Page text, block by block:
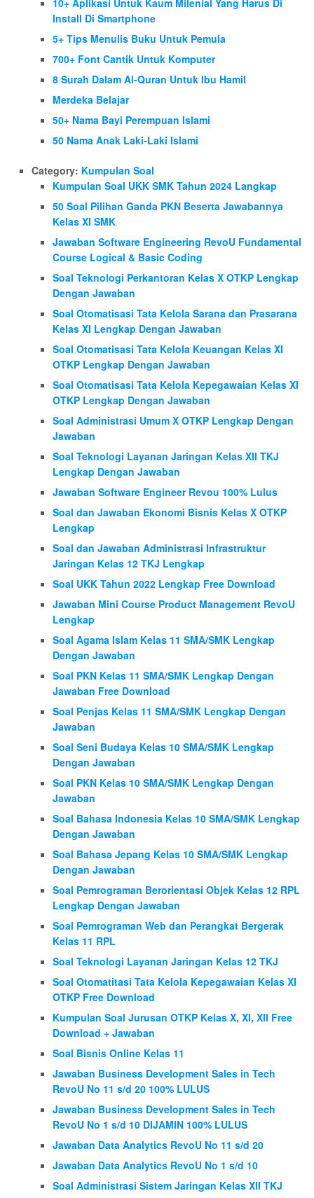
Install Di Smartphone
5+ Tips Menulis Buku Untuk Pemula
700+ Font Cantik Untuk Komputer
8 Surah Dalam Al-Quran Untuk Ibu Hamil
Merdeka Belajar
50+ Nama Bayi Perempuan Islami
50 Nama Anak Laki-Laki Islami
Category: Kumpulan Soal
Kumpulan Soal UKK SMK Tahun 2024 Langkap
50 Soal Pilihan Ganda PKN Beserta Jawabannya
Kelas XI SMK
Jawaban Software Engineering RevoU Fundamental
Course Logical & Basic Coding
Soal Teknologi Perkantoran Kelas X OTKP Lengkap
Dengan Jawaban
Soal Otomatisasi Tata Kelola Sarana dan Prasarana
Kelas XI Lengkap Dengan Jawaban
Soal Otomatisasi Tata Kelola Keuangan Kelas XI
OTKP Lengkap Dengan Jawaban
Soal Otomatisasi Tata Kelola Kepegawaian Kelas XI
OTKP Lengkap Dengan Jawaban
Soal Administrasi Umum X OTKP Lengkap Dengan
Jawaban
Soal Teknologi Layanan Jaringan Kelas XII TKJ
Lengkap Dengan Jawaban
Jawaban Software Engineer Revou 100% Lulus
Soal dan Jawaban Ekonomi Bisnis Kelas X OTKP
Lengkap
Soal dan Jawaban Administrasi Infrastruktur
Jaringan Kelas 12 TKJ Lengkap
Soal UKK Tahun 2022 Lengkap Free Download
Jawaban Mini Course Product Management RevoU
Lengkap
Soal Agama Islam Kelas 11 SMA/SMK Lengkap
Dengan Jawaban
Soal PKN Kelas 11 SMA/SMK Lengkap Dengan
Jawaban Free Download
Soal Penjas Kelas 11 SMA/SMK Lengkap Dengan
Jawaban
Soal Seni Budaya Kelas 10 SMA/SMK Lengkap
Dengan Jawaban
Soal PKN Kelas 10 SMA/SMK Lengkap Dengan
Jawaban
Soal Bahasa Indonesia Kelas 10 SMA/SMK Lengkap
Dengan Jawaban
Soal Bahasa Jepang Kelas 10 SMA/SMK Lengkap
Dengan Jawaban
Soal Pemrograman Berorientasi Objek Kelas 12 RPL
Lengkap Dengan Jawaban
Soal Pemrograman Web dan Perangkat Bergerak
Kelas 11 RPL
Soal Teknologi Layanan Jaringan Kelas 12 TKJ
Soal Otomatitasi Tata Kelola Kepegawaian Kelas XI
OTKP Free Download
Kumpulan Soal Jurusan OTKP Kelas X, XI, XII Free
Download + Jawaban
Soal Bisnis Online Kelas 11
Jawaban Business Development Sales in Tech
RevoU No 11 s/d 20 100% LULUS
Jawaban Business Development Sales in Tech
RevoU No 1 s/d 10 DIJAMIN 100% LULUS
Jawaban Data Analytics RevoU No 11 s/d 20
Jawaban Data Analytics RevoU No 1 s/d 10
Soal Administrasi Sistem Jaringan Kelas XII TKJ